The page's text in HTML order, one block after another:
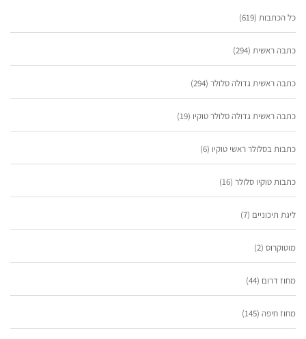
כל הכתבות (619)
כתבה ראשית (294)
כתבה ראשית גדולה סלולר (294)
כתבה ראשית גדולה סלולר טוקיו (19)
כתבות בסלולר ראשי טוקיו (6)
כתבות טוקיו סלולר (16)
ליגת תיכוניים (7)
מוטוקרוס (2)
מחוז דרום (44)
מחוז חיפה (145)